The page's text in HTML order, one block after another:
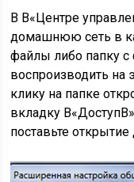
В В«Центре
домашнюю сеть в
файлы либо папку
воспроизводить на
клику на папке
вкладку
поставьте